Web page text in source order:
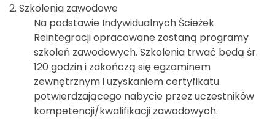
2. Szkolenia zawodowe
Na podstawie Indywidualnych Ścieżek
Reintegracji opracowane zostaną programy
szkoleń zawodowych. Szkolenia trwać będą śr.
120 godzin i zakończą się egzaminem
zewnętrznym i uzyskaniem certyfikatu
potwierdzającego nabycie przez uczestników
kompetencji/kwalifikacji zawodowych.